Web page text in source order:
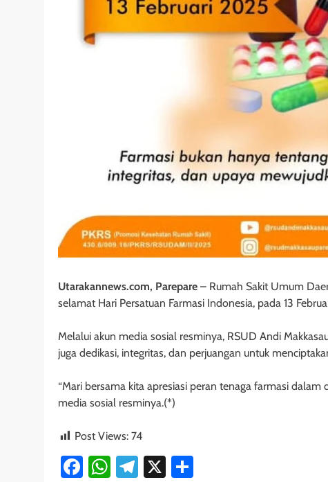
Utarakannews.com, Parepare – Rumah Sakit Umum
selamat Hari Persatuan Farmasi Indonesia, pada 13
Melalui akun media sosial resminya, RSUD Andi
juga dedikasi, integritas, dan perjuangan untuk
“Mari bersama kita apresiasi peran tenaga farmasi
media sosial resminya.(*)
Post Views: 74
Facebook
WhatsApp
Telegram
X